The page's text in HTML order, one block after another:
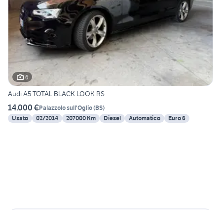
6
Audi A5 TOTAL BLACK LOOK RS
14.000 €Palazzolo sull'Oglio(BS)
Usato
02/2014 207000 Km Diesel Automatico Euro 6